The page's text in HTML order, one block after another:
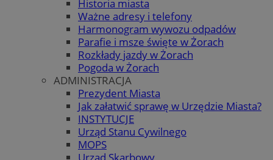
Historia miasta
Ważne adresy i telefony
Harmonogram wywozu odpadów
Parafie i msze święte w Żorach
Rozkłady jazdy w Żorach
Pogoda w Żorach
ADMINISTRACJA
Prezydent Miasta
Jak załatwić sprawę w Urzędzie Miasta?
INSTYTUCJE
Urząd Stanu Cywilnego
MOPS